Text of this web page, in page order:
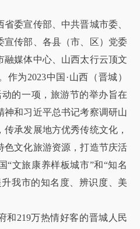
委宣传部、中共晋城市委、
宣传部、各县（市、区）党委
融媒体中心、山西太行云顶文
为2023中国·山西（晋城）
的一项，旅游节的举办旨在
神和习近平总书记考察调研山
承发展地方优秀传统文化，
色文化旅游资源，打造节庆活
“文旅康养样板城市”和“知名
我市的知名度、辨识度、美
219万热情好客的晋城人民